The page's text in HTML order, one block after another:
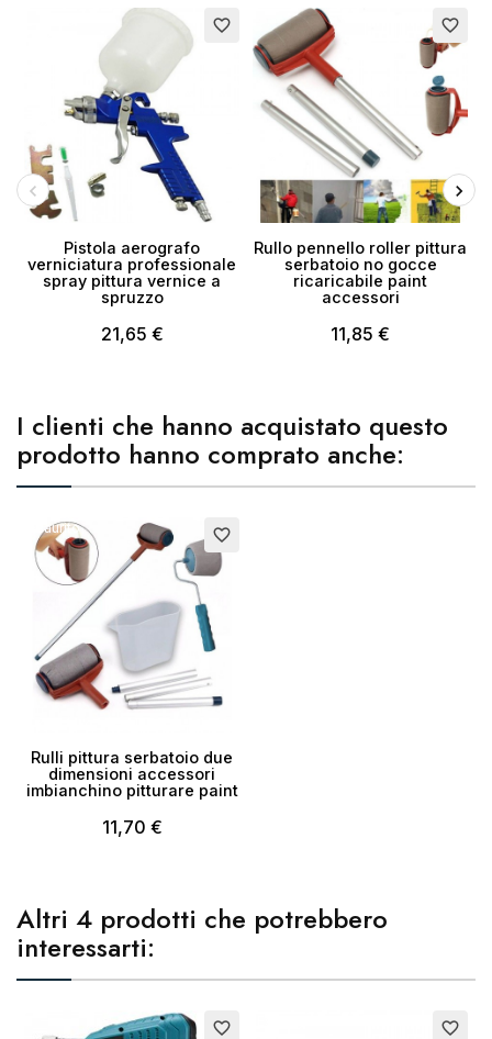
favorite_border
Pistola aerografo
verniciatura professionale
spray pittura vernice a
spruzzo
21,65 €
favorite_border
Rullo pennello roller pittura
serbatoio no gocce
ricaricabile paint
accessori
11,85 €
I clienti che hanno acquistato questo
prodotto hanno comprato anche:
Esaurito favorite_border
Rulli pittura serbatoio due
dimensioni accessori
imbianchino pitturare paint
11,70 €
Altri 4 prodotti che potrebbero
interessarti:
favorite_border favorite_border
Annulla Crea lista dei desideri